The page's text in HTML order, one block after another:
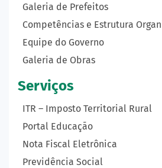
Galeria de Prefeitos
Competências e Estrutura
Equipe do Governo
Galeria de Obras
Serviços
ITR – Imposto Territorial Rural
Portal Educação
Nota Fiscal Eletrônica
Previdência Social